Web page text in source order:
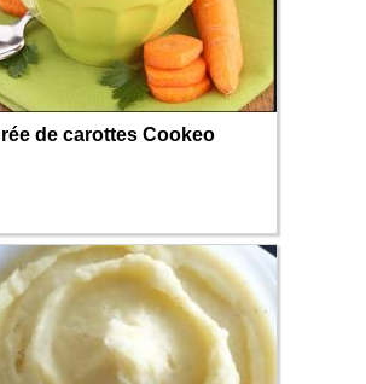
de carottes Cookeo